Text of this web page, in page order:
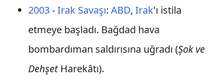
2003-Irak Savaşı: ABD, Irak'ı istila
etmeye başladı. Bağdad hava
bombardıman saldırısına uğradı (Şok ve
DehşetHarekâtı).